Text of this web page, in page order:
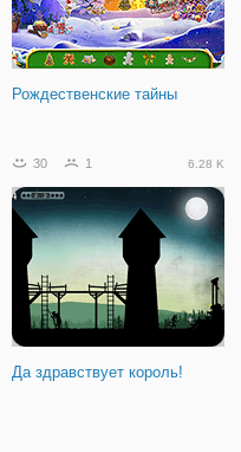
Рождественские тайны
30 1 6.28 K
Да здравствует король!